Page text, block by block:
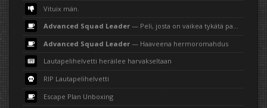
Vituix män.
Advanced Squad Leader — Peli, josta on vaikea tykätä paperilla
Advanced Squad Leader — Haaveena hermoromahdus
Lautapelihelvetti heräilee harvakseltaan
RIP Lautapelihelvetti
Escape Plan Unboxing